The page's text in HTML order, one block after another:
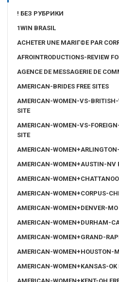
! БЕЗ РУБРИКИ
1WIN BRASIL
ACHETER UNE MARIГ©E PAR
AFROINTRODUCTIONS-REVIEW
AGENCE DE MESSAGERIE DE
AMERICAN-BRIDES FREE SITES
AMERICAN-WOMEN-VS-BRITISH-
SITE
AMERICAN-WOMEN-VS-
SITE
AMERICAN-
AMERICAN-WOMEN+AUSTIN-NV
AMERICAN-
AMERICAN-WOMEN+CORPUS-
AMERICAN-WOMEN+DENVER-MO
AMERICAN-WOMEN+DURHAM-CA
AMERICAN-WOMEN+GRAND-
AMERICAN-WOMEN+HOUSTON-
AMERICAN-WOMEN+KANSAS-OK
AMERICAN-WOMEN+KENT-OH